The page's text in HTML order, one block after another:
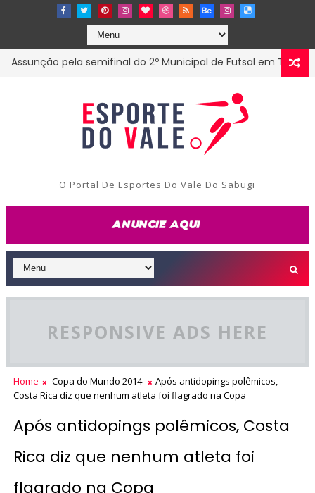
pela semifinal do 2º Municipal de Futsal em Tenório-PB
O Portal De Esportes Do Vale Do Sabugi
RESPONSIVE ADS HERE
Home Copa do Mundo 2014
Após antidopings polêmicos,
Costa Rica diz que nenhum atleta foi flagrado na Copa
Após antidopings polêmicos, Costa
Rica diz que nenhum atleta foi
flagrado na Copa